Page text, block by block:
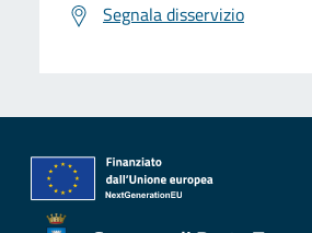
Segnala disservizio